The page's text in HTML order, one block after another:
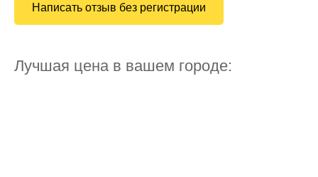
Написать отзыв без регистрации
Лучшая цена в вашем городе: